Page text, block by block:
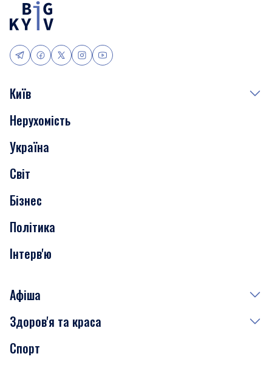
Київ
Події
Скандали
Нерухомість
Транспорт
Нерухомість
Україна
Світ
Бізнес
Політика
Інтерв'ю
Афіша
Сьогодні
Завтра
Здоров'я та краса
Медицина
Спорт